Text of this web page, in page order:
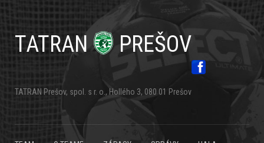
TATRAN PREŠOV
TATRAN Prešov, spol. s r. o., Hollého 3, 080 01 Prešov